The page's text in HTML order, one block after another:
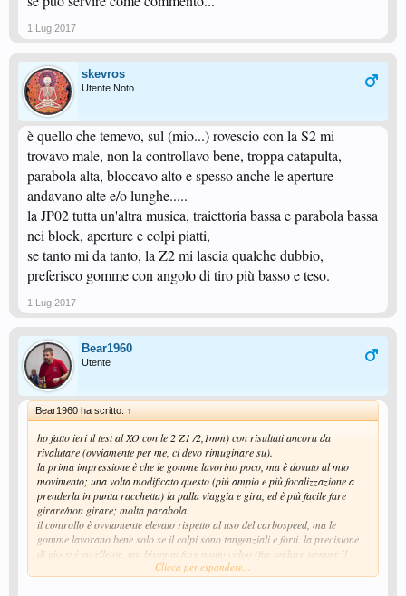
1 Lug 2017
skevros
Utente Noto
è quello che temevo, sul (mio...) rovescio con la S2 mi
trovavo male, non la controllavo bene, troppa catapulta,
parabola alta, bloccavo alto e spesso anche le aperture
andavano alte e/o lunghe.....
la JP02 tutta un'altra musica, traiettoria bassa e parabola bassa
nei block, aperture e colpi piatti,
se tanto mi da tanto, la Z2 mi lascia qualche dubbio,
preferisco gomme con angolo di tiro più basso e teso.
1 Lug 2017
Bear1960
Utente
Bear1960 ha scritto: ↑
ho fatto ieri il test al XO con le 2 Z1 /2,1mm) con risultati ancora da
rivalutare (ovviamente per me, ci devo rimuginare su).
la prima impressione è che le gomme lavorino poco, ma è dovuto al mio
movimento; una volta modificato questo (più ampio e più focalizzazione a
prenderla in punta racchetta) la palla viaggia e gira, ed è più facile fare
girare/non girare; molta parabola.
il controllo è ovviamente elevato rispetto al uso del carbospeed, ma le
gomme lavorano bene solo se il colpi sono tangenziali e forti. la precisione
di gioco è eccellente, ma bisogna fare molto colpo (far andare sempre il
braccio, mezzi colpi non rendono).Clicca per espandere...